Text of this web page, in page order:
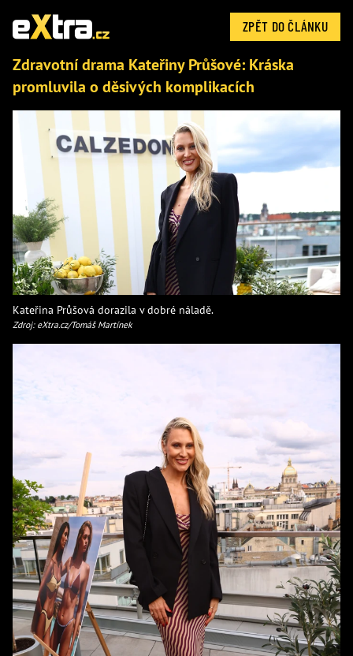
ZPĚT DO ČLÁNKU
Zdravotní drama Kateřiny Průšové: Kráska
promluvila o děsivých komplikacích
Kateřina Průšová dorazila v dobré náladě.
Zdroj: eXtra.cz/Tomáš Martínek